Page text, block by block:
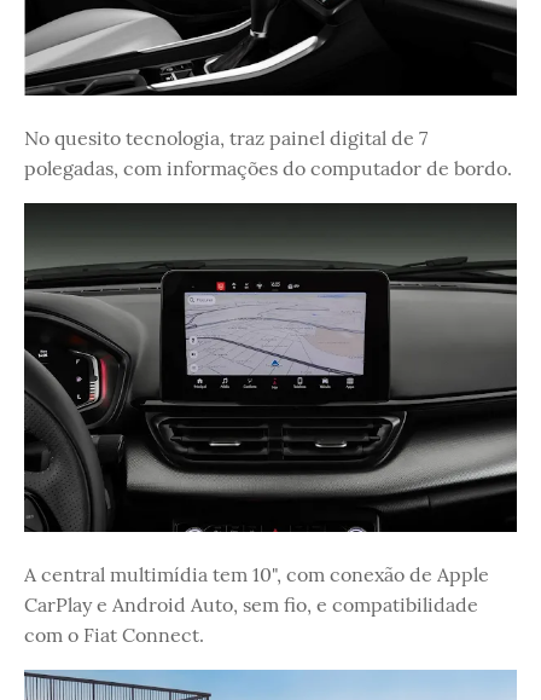
No quesito tecnologia, traz painel digital de 7
polegadas, com informações do computador de bordo.
A central multimídia tem 10", com conexão de Apple
CarPlay e Android Auto, sem fio, e compatibilidade
com o Fiat Connect.